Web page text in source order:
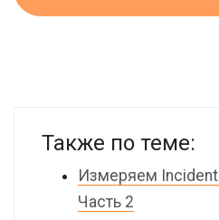
Также по теме:
Измеряем Incident
Часть 2